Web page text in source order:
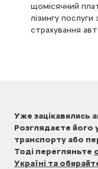
щомісячний
лізингу
страхування
Уже зацікавились
Розглядаєте його
транспорту або
Тоді перегляньте
Україні та